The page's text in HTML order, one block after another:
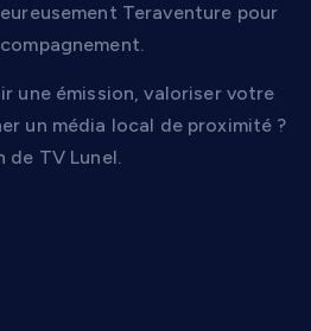
Teraventure pour
une émission, valoriser votre
un média local de proximité ?
TV Lunel.